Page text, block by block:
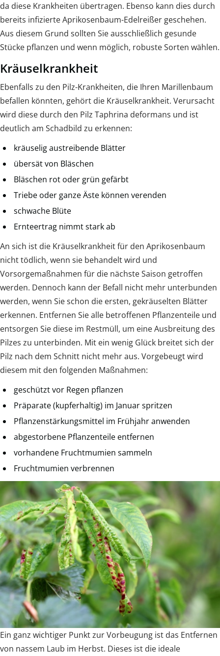
da diese Krankheiten übertragen. Ebenso kann dies durch
bereits infizierte Aprikosenbaum-Edelreißer geschehen.
Aus diesem Grund sollten Sie ausschließlich gesunde
Stücke pflanzen und wenn möglich, robuste Sorten wählen.
Kräuselkrankheit
Ebenfalls zu den Pilz-Krankheiten, die Ihren Marillenbaum
befallen könnten, gehört die Kräuselkrankheit. Verursacht
wird diese durch den Pilz Taphrina deformans und ist
deutlich am Schadbild zu erkennen:
kräuselig austreibende Blätter
übersät von Bläschen
Bläschen rot oder grün gefärbt
Triebe oder ganze Äste können verenden
schwache Blüte
Ernteertrag nimmt stark ab
An sich ist die Kräuselkrankheit für den Aprikosenbaum
nicht tödlich, wenn sie behandelt wird und
Vorsorgemaßnahmen für die nächste Saison getroffen
werden. Dennoch kann der Befall nicht mehr unterbunden
werden, wenn Sie schon die ersten, gekräuselten Blätter
erkennen. Entfernen Sie alle betroffenen Pflanzenteile und
entsorgen Sie diese im Restmüll, um eine Ausbreitung des
Pilzes zu unterbinden. Mit ein wenig Glück breitet sich der
Pilz nach dem Schnitt nicht mehr aus. Vorgebeugt wird
diesem mit den folgenden Maßnahmen:
geschützt vor Regen pflanzen
Präparate (kupferhaltig) im Januar spritzen
Pflanzenstärkungsmittel im Frühjahr anwenden
abgestorbene Pflanzenteile entfernen
vorhandene Fruchtmumien sammeln
Fruchtmumien verbrennen
Ein ganz wichtiger Punkt zur Vorbeugung ist das Entfernen
von nassem Laub im Herbst. Dieses ist die ideale